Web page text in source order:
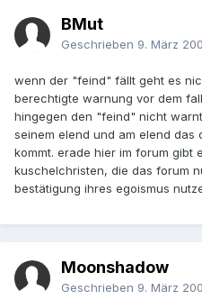
BMut
Geschrieben 9. März
wenn der "feind" fällt geht es
berechtigte warnung vor dem
hingegen den "feind" nicht
seinem elend und am elend
kommt. erade hier im forum gibt
kuschelchristen, die das forum
bestätigung ihres egoismus
Moonshadow
Geschrieben 9. März